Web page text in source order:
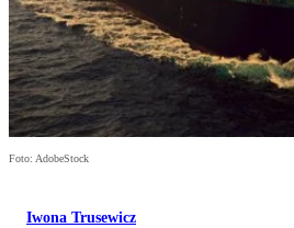
Foto: AdobeStock
Iwona Trusewicz